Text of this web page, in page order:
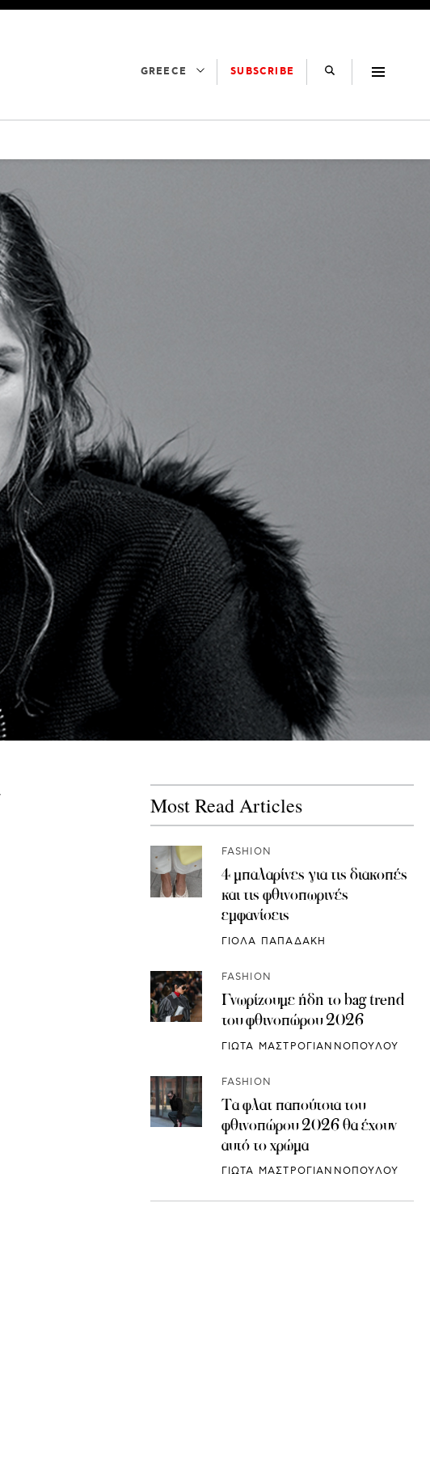
GREECE SUBSCRIBE
Most Read Articles
FASHION
4 μπαλαρίνες για τις διακοπές
και τις φθινοπωρινές
εμφανίσεις
ΓΙΟΛΑ ΠΑΠΑΔΑΚΗ
FASHION
Γνωρίζουμε ήδη το bag trend
του φθινοπώρου 2026
ΓΙΩΤΑ ΜΑΣΤΡΟΓΙΑΝΝΟΠΟΥΛΟΥ
FASHION
Τα φλατ παπούτσια του
φθινοπώρου 2026 θα έχουν
αυτό το χρώμα
ΓΙΩΤΑ ΜΑΣΤΡΟΓΙΑΝΝΟΠΟΥΛΟΥ